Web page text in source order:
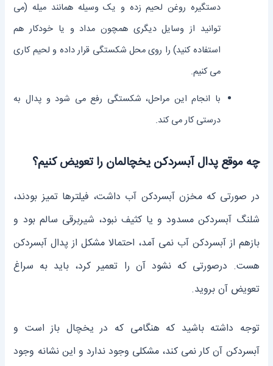
دستگیره روغن لحیم زده و یک وسیله همانند میله (می
‌توانید از وسایل دیگری همچون مداد و یا خودکار هم
استفاده کنید) را روی محل شکستگی قرار داده و لحیم‌ کاری
می ‌کنیم.
با انجام این مراحل، شکستگی رفع می‌ شود و پدال به
درستی کار می ‌کند.
چه موقع پدال آبسرد‌کن یخچالمان را تعویض کنیم؟
در صورتی که مخزن آبسردکن آب داشت، فیلترها تمیز بودند،
شلنگ آبسرد‌کن مسدود و یا کثیف نبود، شیربرقی سالم بود و
باز‌هم از آبسرد‌کن آب نمی ‌آمد، احتمالا مشکل از پدال آبسرد‌کن
هست. درصورتی که نشود آن را تعمیر کرد، باید به سراغ
تعویض آن بروید.
توجه داشته باشید که هنگامی که در یخچال باز است و
آبسرد‌کن آن کار نمی ‌کند، مشکلی وجود ندارد و این نشانه‌ وجود